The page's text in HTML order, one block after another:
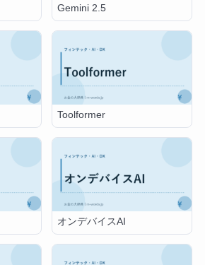
Gemini 2.5
Toolformer
オンデバイスAI